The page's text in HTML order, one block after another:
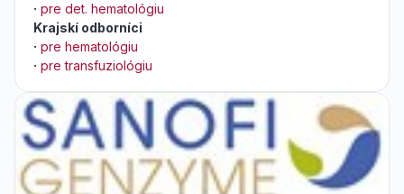
· pre det. hematológiu
Krajskí odborníci
· pre hematológiu
· pre transfuziológiu